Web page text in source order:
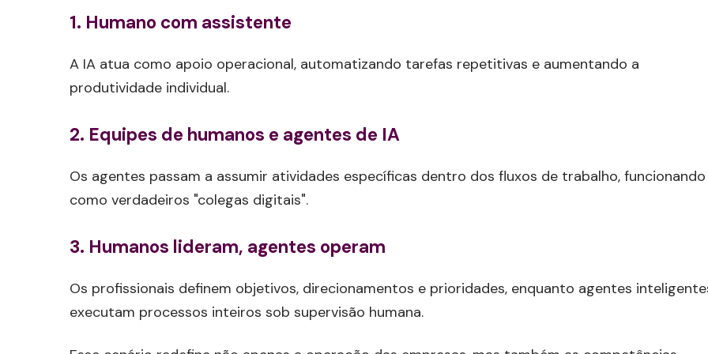
1. Humano com assistente
A IA atua como apoio operacional, automatizando tarefas repetitivas e aumentando a
produtividade individual.
2. Equipes de humanos e agentes de IA
Os agentes passam a assumir atividades específicas dentro dos fluxos de trabalho, funcionando
como verdadeiros "colegas digitais".
3. Humanos lideram, agentes operam
Os profissionais definem objetivos, direcionamentos e prioridades, enquanto agentes
executam processos inteiros sob supervisão humana.